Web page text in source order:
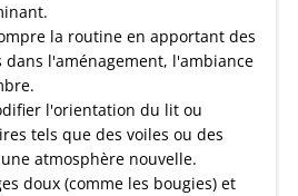
la routine en apportant des
l'aménagement, l'ambiance
l'orientation du lit ou
tels que des voiles ou des
atmosphère nouvelle.
doux (comme les bougies) et